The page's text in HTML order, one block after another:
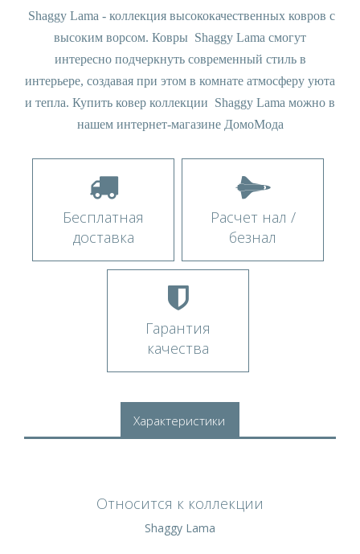
Shaggy Lama - коллекция высококачественных ковров с
высоким ворсом. Ковры Shaggy Lama смогут
интересно подчеркнуть современный стиль в
интерьере, создавая при этом в комнате атмосферу уюта
и тепла. Купить ковер коллекции Shaggy Lama можно в
нашем интернет-магазине ДомоМода
Бесплатная
доставка
Расчет нал /
безнал
Гарантия
качества
Характеристики
Относится к коллекции
Shaggy Lama